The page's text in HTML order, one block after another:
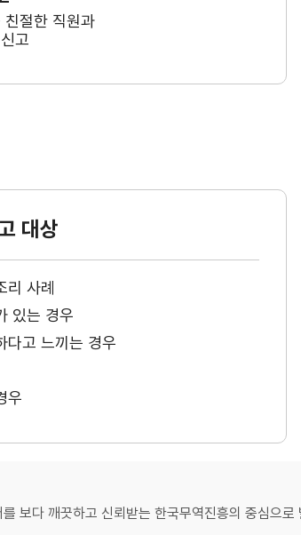
친절한 직원과
고
대상
리 사례
있는 경우
다고 느끼는 경우
우
보다 깨끗하고 신뢰받는 한국무역진흥의 중심으